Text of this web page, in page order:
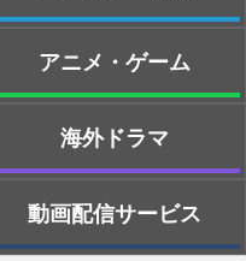
アニメ・ゲーム
海外ドラマ
動画配信サービス